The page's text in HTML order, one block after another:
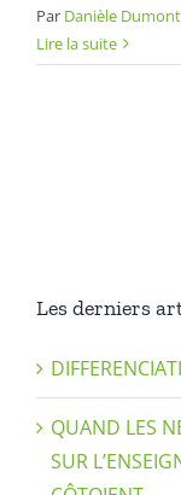
Par Danièle Dumont
Lire la suite
Les derniers
QUAND LES
SUR